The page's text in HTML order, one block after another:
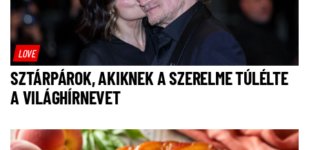
LOVE
SZTÁRPÁROK, AKIKNEK A SZERELME TÚLÉLTE
A VILÁGHÍRNEVET